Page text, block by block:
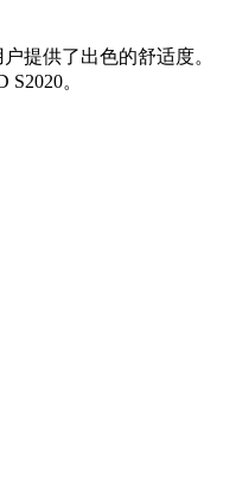
提供了出色的舒适度。
。